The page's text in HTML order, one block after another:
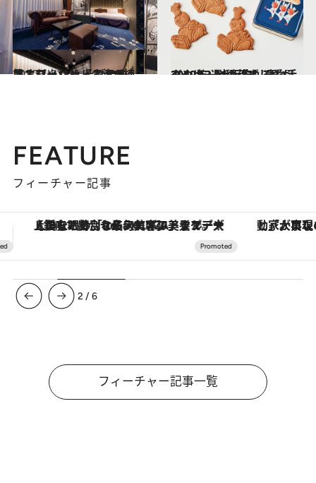
2020.1.22
ユニバーサル・スタジオ・ジャパン そばの8棟目オフィシャルホテル！
旅＆お出かけ 2019.12.14
2019年【大阪府】凄い手みやげ3選 稲荷ずしにもクッキーにも溢れる愛♡
グルメ
FEATURE
フィーチャー記事
「大事なのは地域の意識を変えること」。ロレックス賞受賞の自然保護活動家が実現させたナイジェリアの自然環境の復活
3 /6
フィーチャー記事一覧